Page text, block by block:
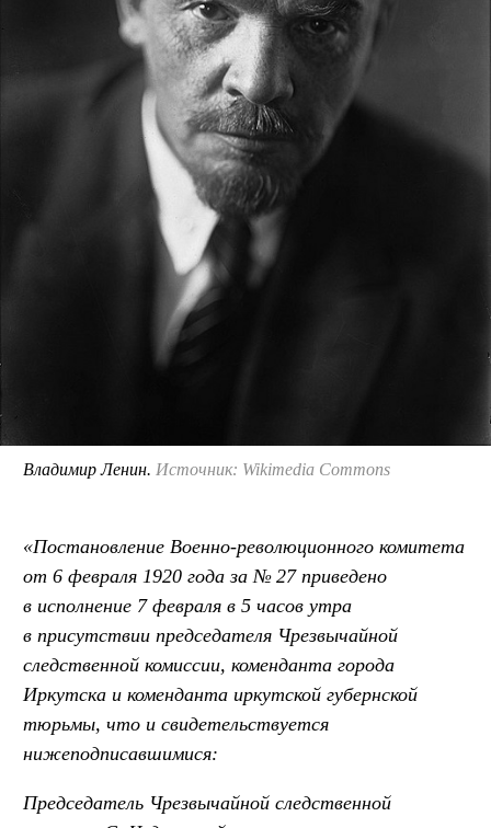
Владимир Ленин. Источник: Wikimedia Commons
«Постановление Военно-революционного комитета
от 6 февраля 1920 года за № 27 приведено
в исполнение 7 февраля в 5 часов утра
в присутствии председателя Чрезвычайной
следственной комиссии, коменданта города
Иркутска и коменданта иркутской губернской
тюрьмы, что и свидетельствуется
нижеподписавшимися:
Председатель Чрезвычайной следственной